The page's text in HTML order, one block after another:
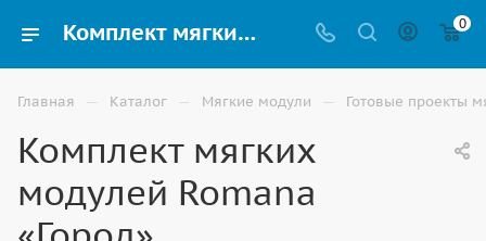
Комплект мягких модулей Romana «Город» купить в Астрахани 0
Главная — Каталог — Мягкие модули — Готовые проекты
Комплект мягких
модулей Romana